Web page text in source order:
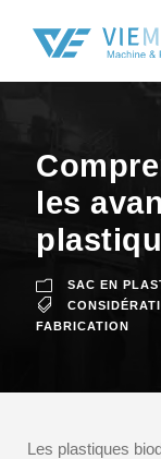
les
SAC EN
FABRICATION
Les plastiques